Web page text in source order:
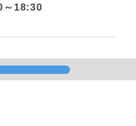
～18:30